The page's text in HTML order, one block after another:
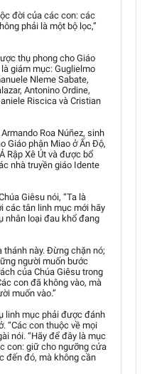
đời của các con: các
phải là một bộ lọc,”
thụ phong cho Giáo
giám mục: Guglielmo
Nleme Sabate,
Antonino Ordine,
Riscica và Cristian
Roa Núñez, sinh
Giáo phận Miao ở Ấn Độ,
Rập Xê Út và được bổ
nhà truyền giáo Idente
Giêsu nói, “Ta là
các tân linh mục mới hãy
nhân loại đau khổ đang
này. Đừng chặn nó;
người muốn bước
của Chúa Giêsu trong
con đã không vào, mà
muốn vào.”
linh mục phải được đánh
“Các con thuộc về mọi
nói. “Hãy để đây là mục
con: giữ cho ngưỡng cửa
đến đó, mà không cần